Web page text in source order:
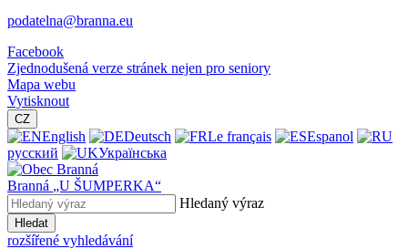
podatelna@branna.eu
Facebook
Zjednodušená verze stránek nejen pro seniory
Mapa webu
Vytisknout
CZ
English Deutsch Le français
Espanol
русский
Українська
Branná „U ŠUMPERKA“
Hledaný výraz
Hledat
rozšířené vyhledávání